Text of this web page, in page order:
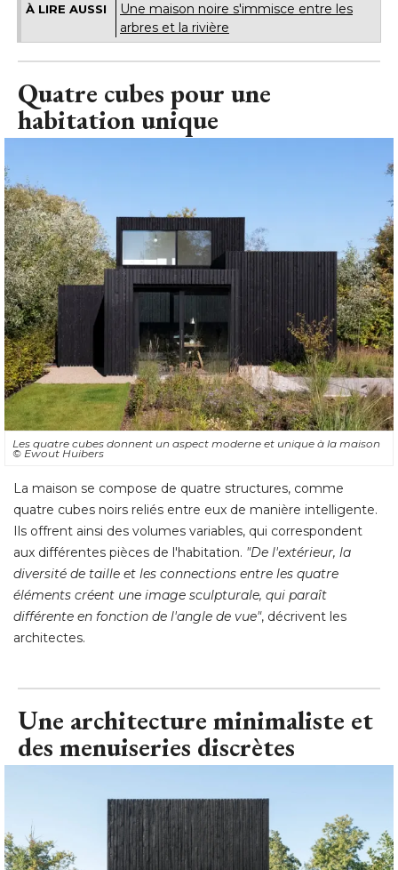
À LIRE AUSSI
Une maison noire s'immisce entre les
arbres et la rivière
Quatre cubes pour une
habitation unique
Les quatre cubes donnent un aspect moderne et unique à la maison
© Ewout Huibers
La maison se compose de quatre structures, comme
quatre cubes noirs reliés entre eux de manière intelligente.
Ils offrent ainsi des volumes variables, qui correspondent
aux différentes pièces de l'habitation. "De l'extérieur, la
diversité de taille et les connections entre les quatre
éléments créent une image sculpturale, qui paraît
différente en fonction de l'angle de vue", décrivent les
architectes.
Une architecture minimaliste et
des menuiseries discrètes